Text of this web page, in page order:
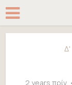
Δ'
2 years πρίν